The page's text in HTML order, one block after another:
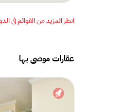
انظر المزيد من القوائم في
عقارات موصى بها